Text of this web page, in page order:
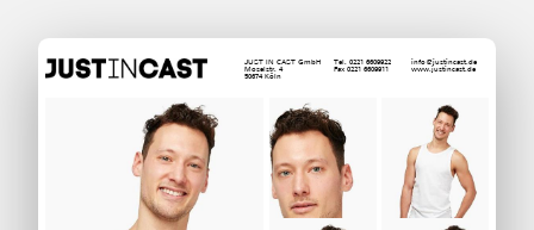
JUST IN CAST GmbH
Moselstr. 4
50674 Köln
Tel. 0221 6609922
Fax 0221 6609911
info@justincast.de
www.justincast.de